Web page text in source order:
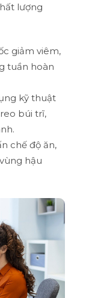
lượng
giảm viêm,
tuần hoàn
kỹ thuật
búi trĩ,
chế độ ăn,
hậu